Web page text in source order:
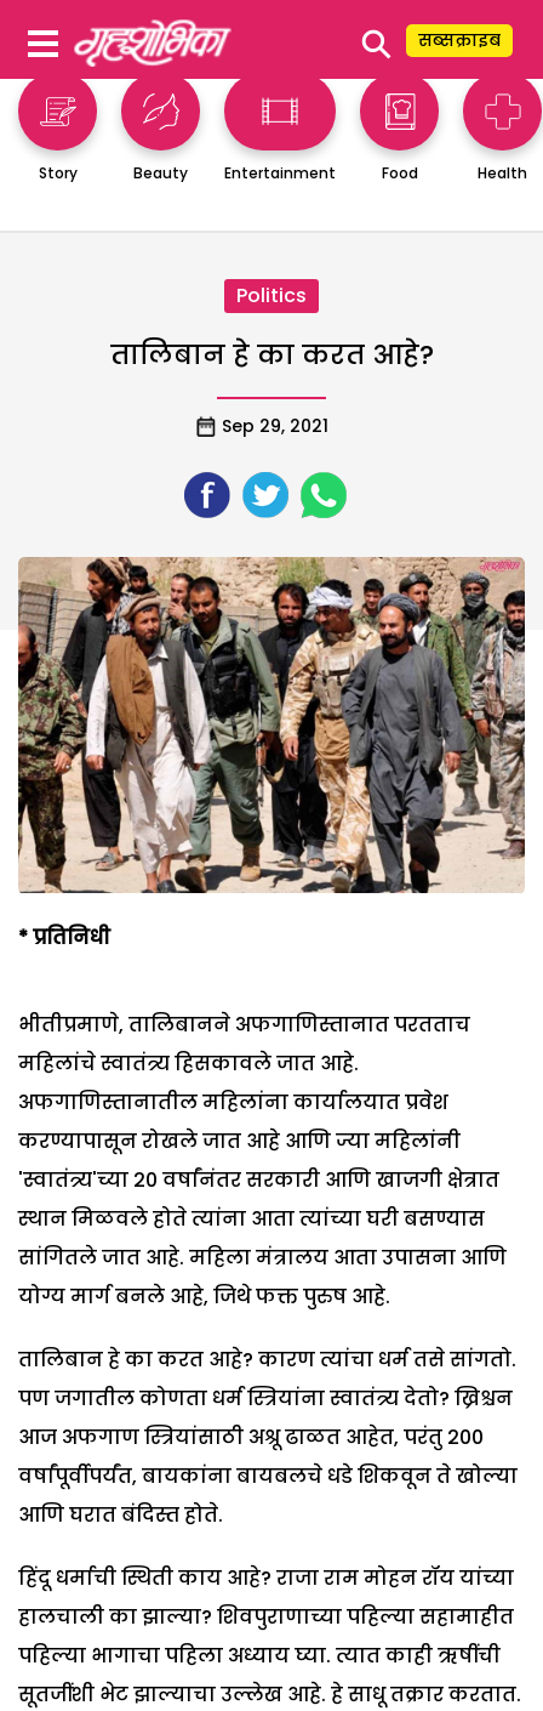
⚲ सब्सक्राइब
Story Beauty Entertainment Food Health
Politics
तालिबान हे का करत आहे?
Sep 29, 2021
*प्रतिनिधी
भीतीप्रमाणे, तालिबानने अफगाणिस्तानात परतताच
महिलांचे स्वातंत्र्य हिसकावले जात आहे.
अफगाणिस्तानातील महिलांना कार्यालयात प्रवेश
करण्यापासून रोखले जात आहे आणि ज्या महिलांनी
'स्वातंत्र्य'च्या 20 वर्षांनंतर सरकारी आणि खाजगी क्षेत्रात
स्थान मिळवले होते त्यांना आता त्यांच्या घरी बसण्यास
सांगितले जात आहे. महिला मंत्रालय आता उपासना आणि
योग्य मार्ग बनले आहे, जिथे फक्त पुरुष आहे.
तालिबान हे का करत आहे? कारण त्यांचा धर्म तसे सांगतो.
पण जगातील कोणता धर्म स्त्रियांना स्वातंत्र्य देतो? ख्रिश्चन
आज अफगाण स्त्रियांसाठी अश्रू ढाळत आहेत, परंतु 200
वर्षांपूर्वीपर्यंत, बायकांना बायबलचे धडे शिकवून ते खोल्या
आणि घरात बंदिस्त होते.
हिंदू धर्माची स्थिती काय आहे? राजा राम मोहन रॉय यांच्या
हालचाली का झाल्या? शिवपुराणाच्या पहिल्या सहामाहीत
पहिल्या भागाचा पहिला अध्याय घ्या. त्यात काही ऋषींची
सूतजींशी भेट झाल्याचा उल्लेख आहे. हे साधू तक्रार करतात.